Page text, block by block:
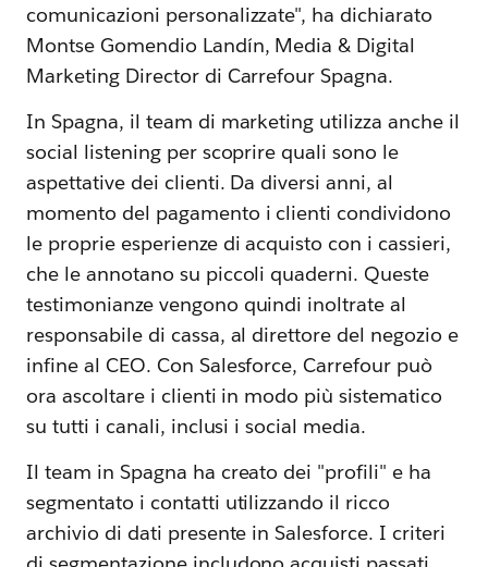
comunicazioni personalizzate", ha dichiarato
Montse Gomendio Landín, Media & Digital
Marketing Director di Carrefour Spagna.
In Spagna, il team di marketing utilizza anche il
social listening per scoprire quali sono le
aspettative dei clienti. Da diversi anni, al
momento del pagamento i clienti condividono
le proprie esperienze di acquisto con i cassieri,
che le annotano su piccoli quaderni. Queste
testimonianze vengono quindi inoltrate al
responsabile di cassa, al direttore del negozio e
infine al CEO. Con Salesforce, Carrefour può
ora ascoltare i clienti in modo più sistematico
su tutti i canali, inclusi i social media.
Il team in Spagna ha creato dei "profili" e ha
segmentato i contatti utilizzando il ricco
archivio di dati presente in Salesforce. I criteri